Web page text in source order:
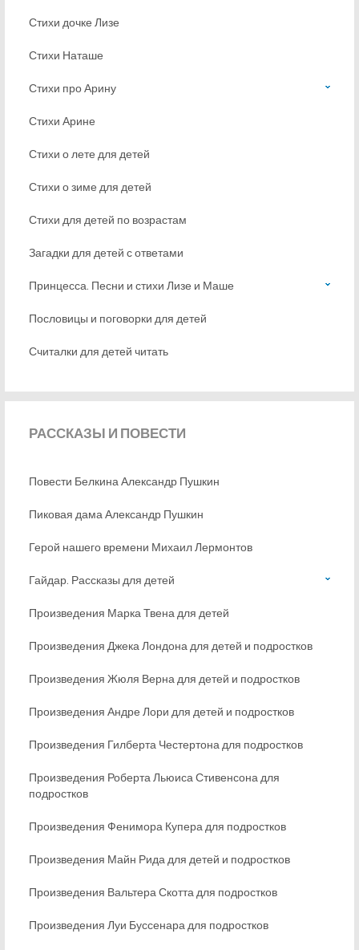
Стихи дочке Лизе
Стихи Наташе
Стихи про Арину
Стихи Арине
Стихи о лете для детей
Стихи о зиме для детей
Стихи для детей по возрастам
Загадки для детей с ответами
Принцесса. Песни и стихи Лизе и Маше
Пословицы и поговорки для детей
Считалки для детей читать
РАССКАЗЫ И ПОВЕСТИ
Повести Белкина Александр Пушкин
Пиковая дама Александр Пушкин
Герой нашего времени Михаил Лермонтов
Гайдар. Рассказы для детей
Произведения Марка Твена для детей
Произведения Джека Лондона для детей и подростков
Произведения Жюля Верна для детей и подростков
Произведения Андре Лори для детей и подростков
Произведения Гилберта Честертона для подростков
Произведения Роберта Льюиса Стивенсона для
подростков
Произведения Фенимора Купера для подростков
Произведения Майн Рида для детей и подростков
Произведения Вальтера Скотта для подростков
Произведения Луи Буссенара для подростков